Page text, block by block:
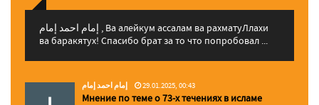
إمام احمد إمام , Ва алейкум ассалам ва рахматуЛлахи
ва баракятух! Спасибо брат за то что попробовал ...
إمام احمد إمام 29.01.2025, 00:43
Мнение по теме о 73-х течениях в исламе